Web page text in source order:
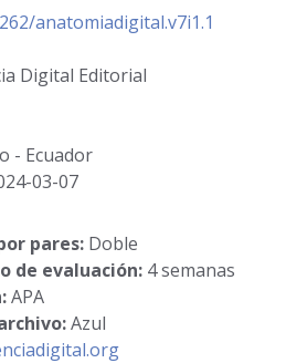
anatomiadigital.v7i1.1
Digital Editorial
- Ecuador
03-07
pares: Doble
de evaluación: 4 semanas
APA
Azul